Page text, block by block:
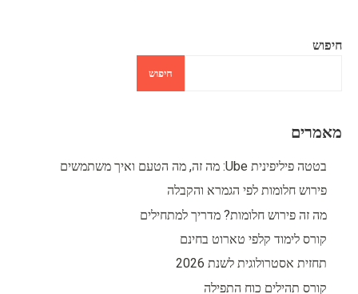
חיפוש
חיפוש
מאמרים
בטטה פיליפינית Ube: מה זה, מה הטעם ואיך משתמשים
פירוש חלומות לפי הגמרא והקבלה
מה זה פירוש חלומות? מדריך למתחילים
קורס לימוד קלפי טארוט בחינם
תחזית אסטרולוגית לשנת 2026
קורס תהילים כוח התפילה